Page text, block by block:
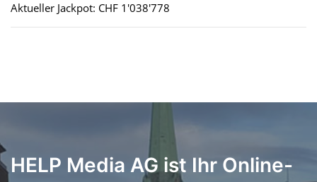
Aktueller Jackpot: CHF 1'038'778
HELP Media AG ist Ihr Online-